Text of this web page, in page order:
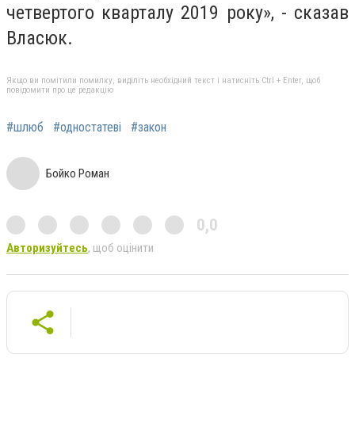
четвертого кварталу 2019 року», - сказав
Власюк.
Якщо ви помітили помилку, виділіть необхідний текст і натисніть Ctrl + Enter, щоб
повідомити про це редакцію
#шлюб #одностатеві #закон
Бойко Роман
0,0
Авторизуйтесь, щоб оцінити